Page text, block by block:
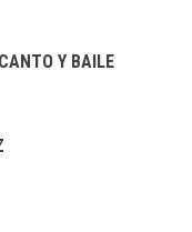
CANTO Y BAILE